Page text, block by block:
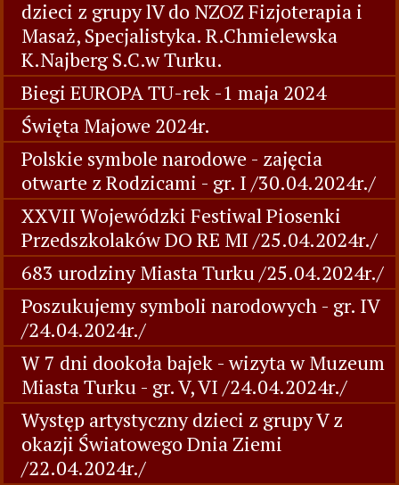
dzieci z grupy lV do NZOZ Fizjoterapia i
Masaż, Specjalistyka. R.Chmielewska
K.Najberg S.C.w Turku.
Biegi EUROPA TU-rek -1 maja 2024
Święta Majowe 2024r.
Polskie symbole narodowe - zajęcia
otwarte z Rodzicami - gr. I /30.04.2024r./
XXVII Wojewódzki Festiwal Piosenki
Przedszkolaków DO RE MI /25.04.2024r./
683 urodziny Miasta Turku /25.04.2024r./
Poszukujemy symboli narodowych - gr. IV
/24.04.2024r./
W 7 dni dookoła bajek - wizyta w Muzeum
Miasta Turku - gr. V, VI /24.04.2024r./
Występ artystyczny dzieci z grupy V z
okazji Światowego Dnia Ziemi
/22.04.2024r./